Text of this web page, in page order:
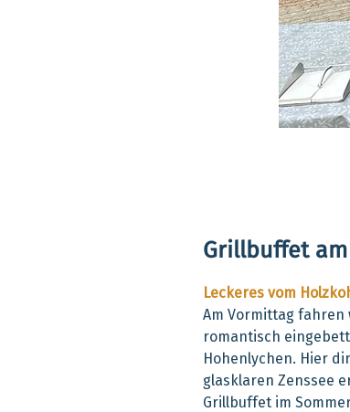
Grillbuffet am
Leckeres vom
Am Vormittag fahren
romantisch
Hohenlychen. Hier
glasklaren Zenssee
Grillbuffet im